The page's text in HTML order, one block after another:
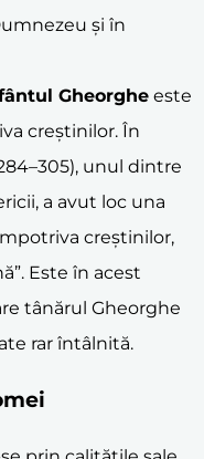
și în
Gheorghe este
creștinilor. În
unul dintre
a avut loc una
creștinilor,
Este în acest
tânărul Gheorghe
rar întâlnită.